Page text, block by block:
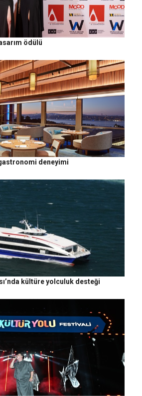
ödülü
deneyimi
kültüre yolculuk desteği